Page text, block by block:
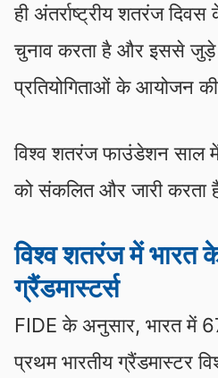
ही अंतर्राष्ट्रीय शतरंज
चुनाव करता है और इससे जुड़े
प्रतियोगिताओं के आयोजन की
विश्व शतरंज फाउंडेशन साल
को संकलित और जारी करता
विश्व शतरंज में भारत
ग्रैंडमास्टर्स
FIDE के अनुसार, भारत में
प्रथम भारतीय ग्रैंडमास्टर